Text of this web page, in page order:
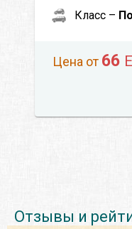
Класс –
Цена от 66
Отзывы и